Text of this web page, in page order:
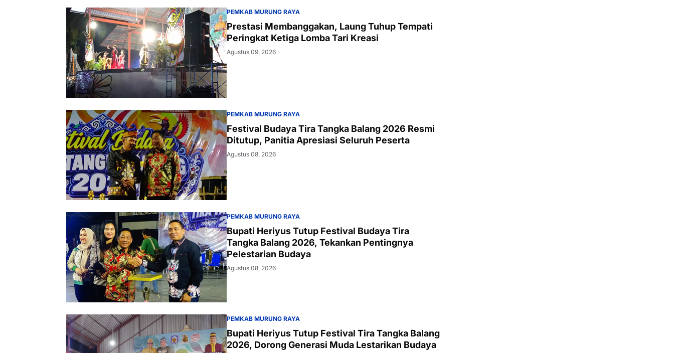
PEMKAB MURUNG RAYA
Prestasi Membanggakan, Laung Tuhup Tempati
Peringkat Ketiga Lomba Tari Kreasi
Agustus 09, 2026
PEMKAB MURUNG RAYA
Festival Budaya Tira Tangka Balang 2026 Resmi
Ditutup, Panitia Apresiasi Seluruh Peserta
Agustus 08, 2026
PEMKAB MURUNG RAYA
Bupati Heriyus Tutup Festival Budaya Tira
Tangka Balang 2026, Tekankan Pentingnya
Pelestarian Budaya
Agustus 08, 2026
PEMKAB MURUNG RAYA
Bupati Heriyus Tutup Festival Tira Tangka Balang
2026, Dorong Generasi Muda Lestarikan Budaya